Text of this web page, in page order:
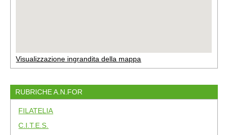
Visualizzazione ingrandita della mappa
RUBRICHE A.N.FOR
FILATELIA
C.I.T.E.S.